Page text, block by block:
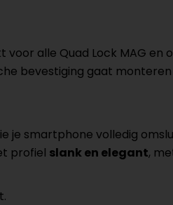
alle Quad Lock MAG en
bevestiging gaat
je smartphone volledig
profiel slank en elegant,